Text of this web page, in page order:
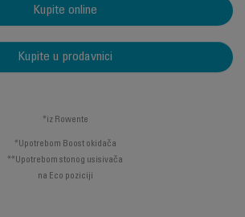
Kupite online
Kupite u prodavnici
*iz Rowente
*Upotrebom Boost okidača
**Upotrebom stonog usisivača
na Eco poziciji